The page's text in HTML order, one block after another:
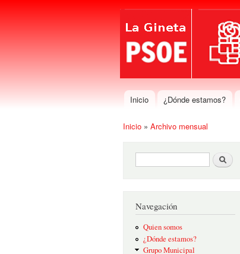
Menú principal
Inicio ¿Dónde estamos?
Inicio » Archivo mensual
Formulario de búsquedaBuscar
Navegación
Quien somos
¿Dónde estamos?
Grupo Municipal